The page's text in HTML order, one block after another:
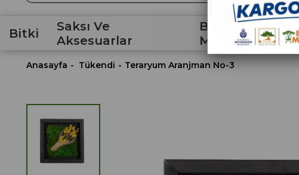
Bitki
Saksı Ve
Aksesuarlar
Bahçe
Malzemeleri
Anasayfa Tükendi Teraryum Aranjman No-3